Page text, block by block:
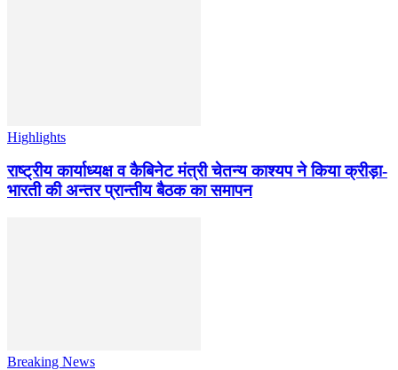
Highlights
राष्ट्रीय कार्याध्यक्ष व कैबिनेट मंत्री चेतन्य काश्यप ने किया क्रीड़ा-
भारती की अन्तर प्रान्तीय बैठक का समापन
Breaking News